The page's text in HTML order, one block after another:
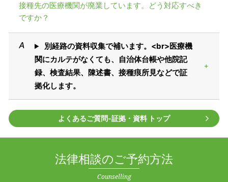
接種先の医療機関が廃業しています。どう対応すべき
ですか？
別経路の資料収集で補います。<br>医療機
関にカルテがなくても、自治体台帳や他院記
録、検査結果、陳述書、接種痕所見などで証
拠化します。
よくあるご質問‐証拠・資料 トップ
法律相談のご予約方法
Counselling